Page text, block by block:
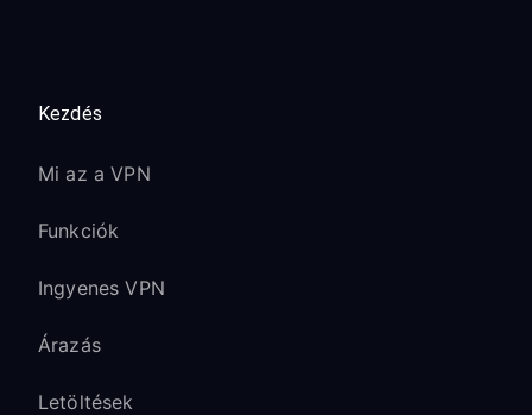
Kezdés
Mi az a VPN
Funkciók
Ingyenes VPN
Árazás
Letöltések